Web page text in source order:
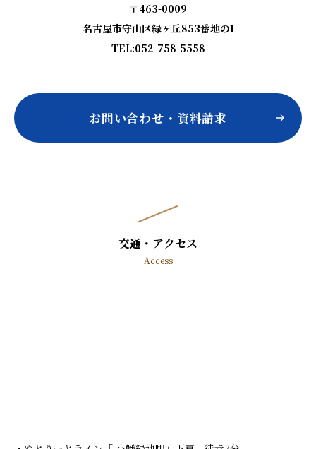
〒463-0009
名古屋市守山区緑ヶ丘853番地の1
TEL:052-758-5558
お問い合わせ・資料請求
交通・アクセス
Access